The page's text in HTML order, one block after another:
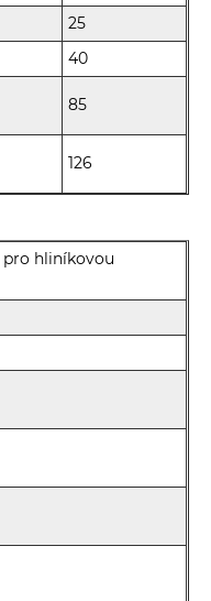
25
40
85
126
hliníkovou